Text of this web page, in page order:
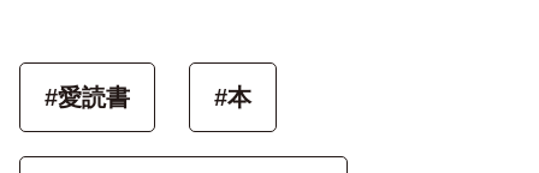
#愛読書 #本